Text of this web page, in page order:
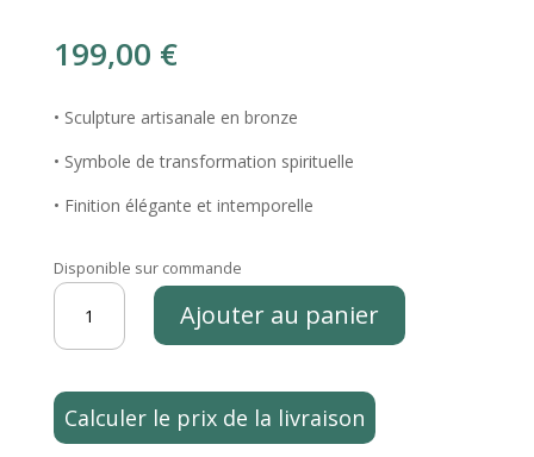
199,00 €
• Sculpture artisanale en bronze
• Symbole de transformation spirituelle
• Finition élégante et intemporelle
Disponible sur commande
quantité
Statuette
Dieu
Indien
Ajouter au panier
Calculer le prix de la livraison